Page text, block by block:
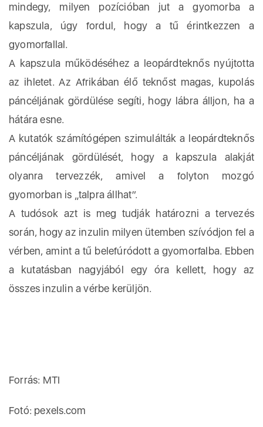
mindegy, milyen pozícióban jut a gyomorba a
kapszula, úgy fordul, hogy a tű érintkezzen a
gyomorfallal.
A kapszula működéséhez a leopárdteknős nyújtotta
az ihletet. Az Afrikában élő teknőst magas, kupolás
páncéljának gördülése segíti, hogy lábra álljon, ha a
hátára esne.
A kutatók számítógépen szimulálták a leopárdteknős
páncéljának gördülését, hogy a kapszula alakját
olyanra tervezzék, amivel a folyton mozgó
gyomorban is „talpra állhat”.
A tudósok azt is meg tudják határozni a tervezés
során, hogy az inzulin milyen ütemben szívódjon fel a
vérben, amint a tű belefúródott a gyomorfalba. Ebben
a kutatásban nagyjából egy óra kellett, hogy az
összes inzulin a vérbe kerüljön.
Forrás: MTI
Fotó: pexels.com